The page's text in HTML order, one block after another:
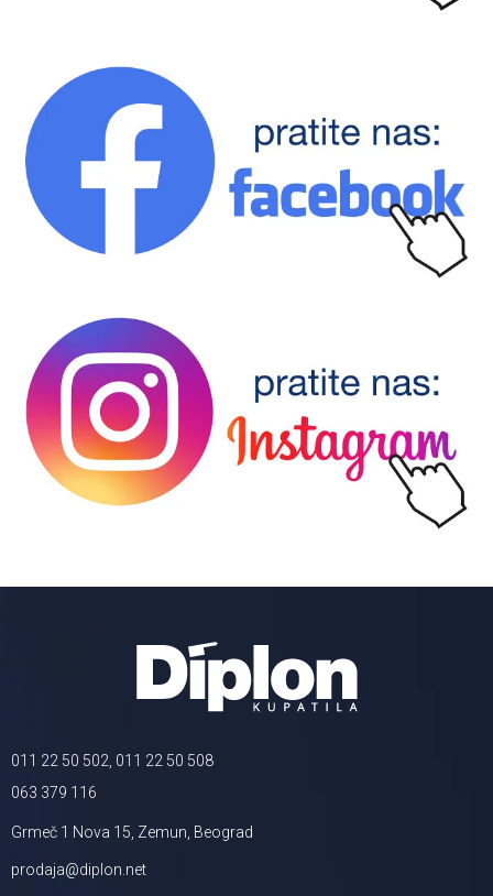
011 22 50 502, 011 22 50 508
063 379 116
Grmeč 1 Nova 15, Zemun, Beograd
prodaja@diplon.net